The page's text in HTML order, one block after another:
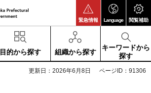
緊急情報 Language 閲覧補助
目的から探す 組織から探す
キーワードから
探す
更新日：2026年6月8日 ページID：91306